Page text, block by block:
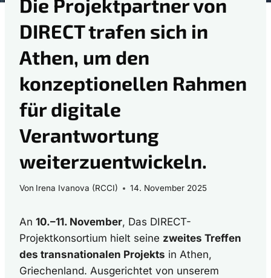
Die Projektpartner von
DIRECT trafen sich in
Athen, um den
konzeptionellen Rahmen
für digitale
Verantwortung
weiterzuentwickeln.
Von Irena Ivanova (RCCI) 14. November 2025
An 10.–11. November, Das DIRECT-
Projektkonsortium hielt seine zweites Treffen
des transnationalen Projekts in Athen,
Griechenland. Ausgerichtet von unserem